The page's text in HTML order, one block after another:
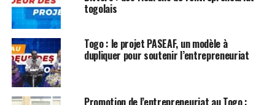
togolais
Togo : le projet PASEAF, un modèle à
dupliquer pour soutenir l’entrepreneuriat
Promotion de l’entrepreneuriat au Togo :